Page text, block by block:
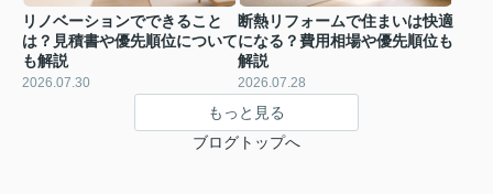
リノベーションでできること
は？見積書や優先順位について
も解説
2026.07.30
断熱リフォームで住まいは快適
になる？費用相場や優先順位も
解説
2026.07.28
もっと見る
ブログトップへ